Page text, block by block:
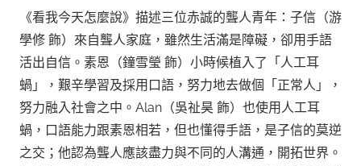
《看我今天怎麼說》描述三位赤誠的聾人青年：子信（游
學修 飾）來自聾人家庭，雖然生活滿是障礙，卻用手語
活出自信。素恩（鐘雪瑩 飾）小時候植入了「人工耳
蝸」，艱辛學習及採用口語，努力地去做個「正常人」，
努力融入社會之中。Alan（吳祉昊 飾）也使用人工耳
蝸，口語能力跟素恩相若，但也懂得手語，是子信的莫逆
之交；他認為聾人應該盡力與不同的人溝通，開拓世界。